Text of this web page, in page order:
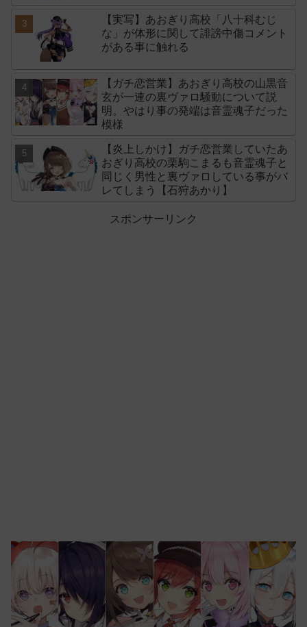
【実写】あおぎり高校「八十科むじ
な」が体形に関して誹謗中傷コメント
がある事に触れる
【ガチ恋営業】あおぎり高校の山黒音
玄が一連の裏ヴァロ騒動について説
明。やはり事の発端は音霊魂子だった
模様
【炎上しかけ】ガチ恋営業していたあ
おぎり高校の栗駒こまるも音霊魂子と
同じく男性と裏ヴァロしている事がバ
レてしまう【石狩あかり】
スポンサーリンク